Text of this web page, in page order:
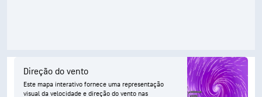
Direção do vento
Este mapa interativo fornece uma representação
visual da velocidade e direção do vento nas